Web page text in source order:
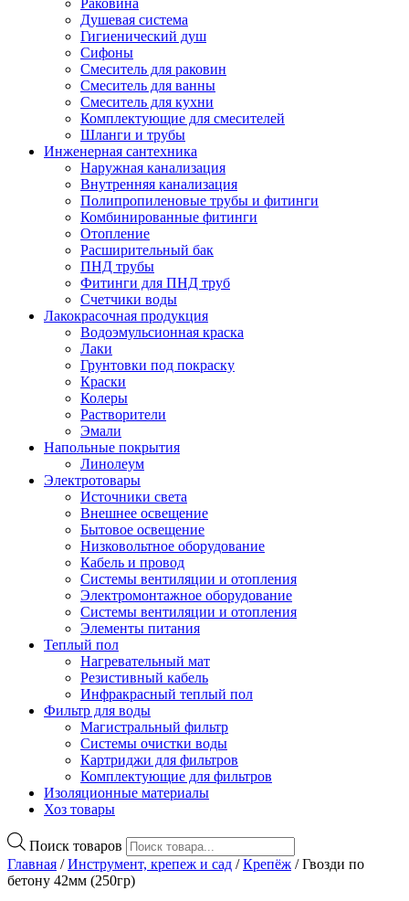
Душевая система
Гигиенический душ
Сифоны
Смеситель для раковин
Смеситель для ванны
Смеситель для кухни
Комплектующие для смесителей
Шланги и трубы
Инженерная сантехника
Наружная канализация
Внутренняя канализация
Полипропиленовые трубы и фитинги
Комбинированные фитинги
Отопление
Расширительный бак
ПНД трубы
Фитинги для ПНД труб
Счетчики воды
Лакокрасочная продукция
Водоэмульсионная краска
Лаки
Грунтовки под покраску
Краски
Колеры
Растворители
Эмали
Напольные покрытия
Линолеум
Электротовары
Источники света
Внешнее освещение
Бытовое освещение
Низковольтное оборудование
Кабель и провод
Системы вентиляции и отопления
Электромонтажное оборудование
Системы вентиляции и отопления
Элементы питания
Теплый пол
Нагревательный мат
Резистивный кабель
Инфракрасный теплый пол
Фильтр для воды
Магистральный фильтр
Системы очистки воды
Картриджи для фильтров
Комплектующие для фильтров
Изоляционные материалы
Хоз товары
Поиск товаров
Главная /Инструмент, крепеж и сад /Крепёж / Гвозди по
бетону 42мм (250гр)